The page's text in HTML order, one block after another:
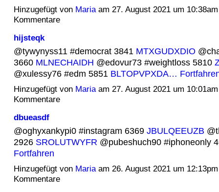
Hinzugefügt von Mariaam 27. August 2021 um
Kommentare
hijsteqk
@tywynyss11 #democrat 3841 MTXGUDXDIO
3660 MLNECHAIDH @edovur73 #weightloss 5810
@xulessy76 #edm 5851 BLTOPVPXDA…
Hinzugefügt von Mariaam 27. August 2021 um
Kommentare
dbueasdf
@oghyxankypi0 #instagram 6369 JBULQEEUZB
2926 SROLUTWYFR @pubeshuch90 #iphoneonly
Fortfahren
Hinzugefügt von Mariaam 26. August 2021 um
Kommentare